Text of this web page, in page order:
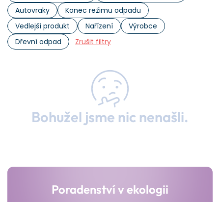
Autovraky
Konec režimu odpadu
Vedlejší produkt
Nařízení
Výrobce
Dřevní odpad
Zrušit filtry
Bohužel jsme nic nenašli.
Poradenství v ekologii